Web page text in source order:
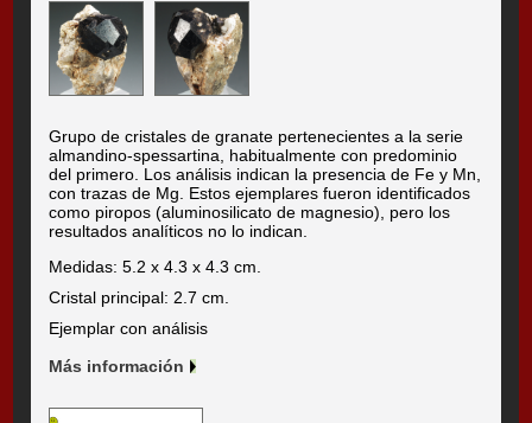
Grupo de cristales de granate pertenecientes a la serie
almandino-spessartina, habitualmente con predominio
del primero. Los análisis indican la presencia de Fe y Mn,
con trazas de Mg. Estos ejemplares fueron identificados
como piropos (aluminosilicato de magnesio), pero los
resultados analíticos no lo indican.
Medidas: 5.2 x 4.3 x 4.3 cm.
Cristal principal: 2.7 cm.
Ejemplar con análisis
Más información